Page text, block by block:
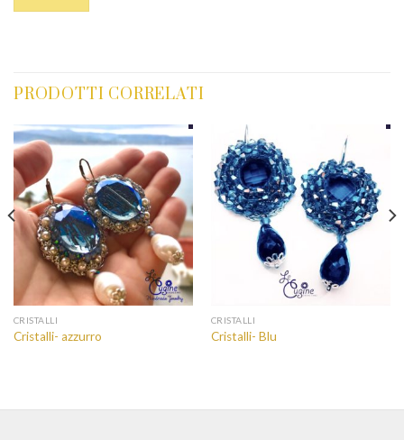
PRODOTTI CORRELATI
CRISTALLI
Cristalli- azzurro
CRISTALLI
Cristalli- Blu